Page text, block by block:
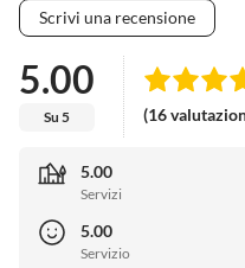
Scrivi una recensione
5.00
Su 5 (16
5.00
Servizi
5.00
Servizio